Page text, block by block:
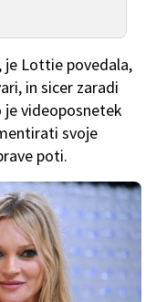
je Lottie povedala,
in sicer zaradi
videoposnetek
svoje
poti.